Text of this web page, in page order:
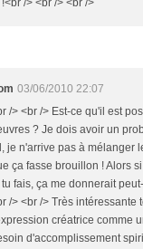
/> <br /> <br />
03/06/2010 22:07
/> <br /> Est-ce qu'il est
? Je dois avoir un
je n'arrive pas à mélanger
ça fasse brouillon ! Alors
tu fais, ça me donnerait
/> <br /> Très intéressante
créatrice comme
d'accomplissement